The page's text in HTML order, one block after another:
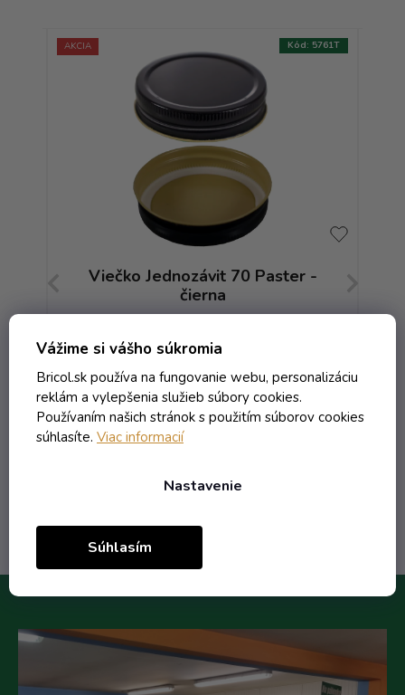
Vážime si vášho súkromia
Bricol.sk používa na fungovanie webu, personalizáciu
reklám a vylepšenia služieb súbory cookies.
Používaním našich stránok s použitím súborov cookies
súhlasíte. Viac informacií
Nastavenie
Súhlasím
AKCIA
Viečko Jednozávit 70 Paster -
čierna
0,20 € vrátane DPH
0,16 € / ks
0,42 €
Do košíka
Kód: 5761T